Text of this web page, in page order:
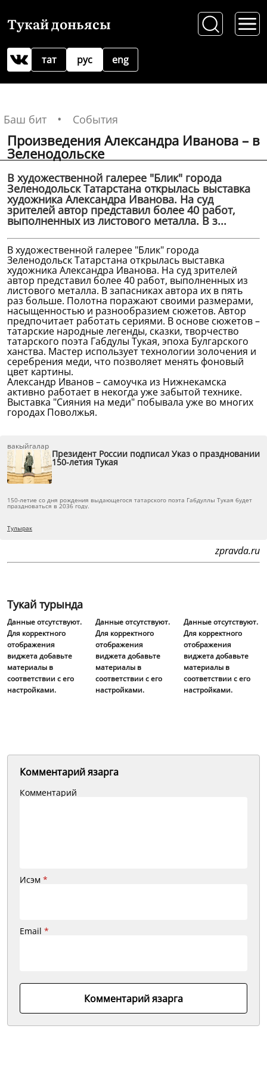
Тукай доньясы
рус
тат eng
Баш бит События
Произведения Александра Иванова – в
Зеленодольске
В художественной галерее "Блик" города
Зеленодольск Татарстана открылась выставка
художника Александра Иванова. На суд
зрителей автор представил более 40 работ,
выполненных из листового металла. В з...
В художественной галерее "Блик" города
Зеленодольск Татарстана открылась выставка
художника Александра Иванова. На суд зрителей
автор представил более 40 работ, выполненных из
листового металла. В запасниках автора их в пять
раз больше. Полотна поражают своими размерами,
насыщенностью и разнообразием сюжетов. Автор
предпочитает работать сериями. В основе сюжетов –
татарские народные легенды, сказки, творчество
татарского поэта Габдулы Тукая, эпоха Булгарского
ханства. Мастер использует технологии золочения и
серебрения меди, что позволяет менять фоновый
цвет картины.
Александр Иванов – самоучка из Нижнекамска
активно работает в некогда уже забытой технике.
Выставка "Сияния на меди" побывала уже во многих
городах Поволжья.
вакыйгалар
Президент России подписал Указ о праздновании
150-летия Тукая
150-летие со дня рождения выдающегося татарского поэта Габдуллы Тукая будет
праздноваться в 2036 году.
Тулырак
zpravda.ru
Тукай турында
Данные отсутствуют.
Для корректного
отображения
виджета добавьте
материалы в
соответствии с его
настройками.
Данные отсутствуют.
Для корректного
отображения
виджета добавьте
материалы в
соответствии с его
настройками.
Данные отсутствуют.
Для корректного
отображения
виджета добавьте
материалы в
соответствии с его
настройками.
Комментарий язарга
Комментарий
Исэм *
Email *
Комментарий язарга